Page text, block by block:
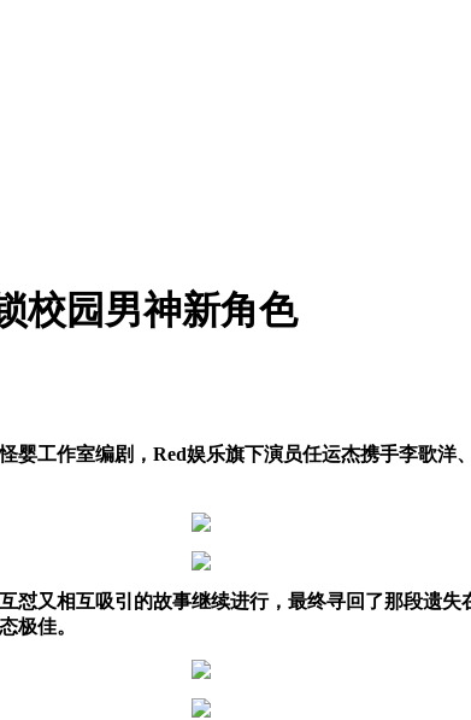
校园男神新角色
婴工作室编剧 ，Red娱乐旗下演员任运杰携手李歌洋
怼又相互吸引的故事继续进行，最终寻回了那段遗
极佳。